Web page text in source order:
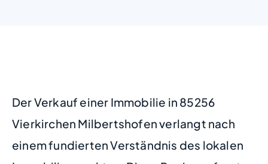
Der Verkauf einer Immobilie in 85256
Vierkirchen Milbertshofen verlangt nach
einem fundierten Verständnis des lokalen